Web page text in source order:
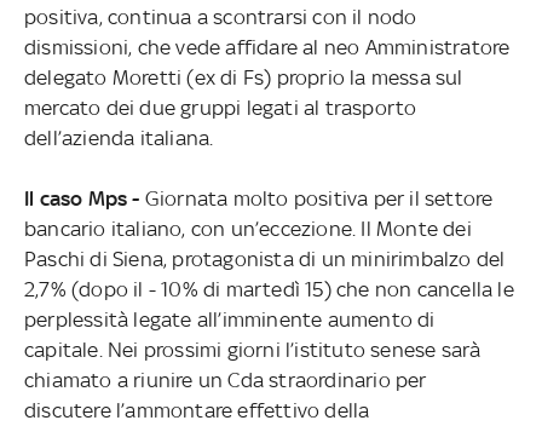
positiva, continua a scontrarsi con il nodo
dismissioni, che vede affidare al neo Amministratore
delegato Moretti (ex di Fs) proprio la messa sul
mercato dei due gruppi legati al trasporto
dell’azienda italiana.
Il caso Mps - Giornata molto positiva per il settore
bancario italiano, con un’eccezione. Il Monte dei
Paschi di Siena, protagonista di un minirimbalzo del
2,7% (dopo il - 10% di martedì 15) che non cancella le
perplessità legate all’imminente aumento di
capitale. Nei prossimi giorni l’istituto senese sarà
chiamato a riunire un Cda straordinario per
discutere l’ammontare effettivo della